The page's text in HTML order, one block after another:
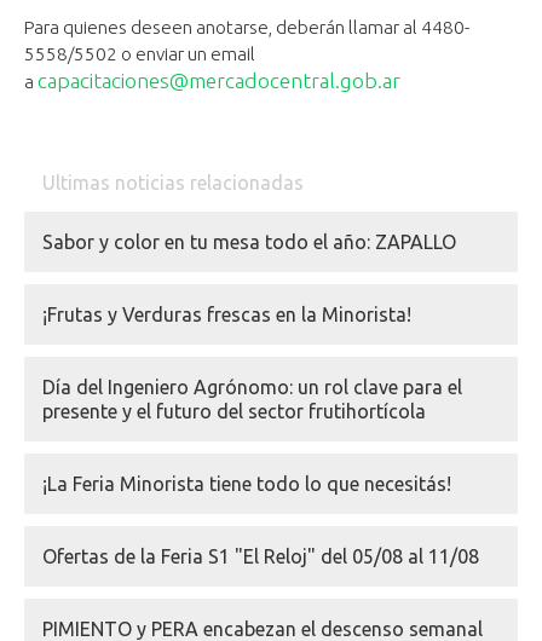
Para quienes deseen anotarse, deberán llamar al 4480-
5558/5502 o enviar un email
a capacitaciones@mercadocentral.gob.ar
Ultimas noticias relacionadas
Sabor y color en tu mesa todo el año: ZAPALLO
¡Frutas y Verduras frescas en la Minorista!
Día del Ingeniero Agrónomo: un rol clave para el
presente y el futuro del sector frutihortícola
¡La Feria Minorista tiene todo lo que necesitás!
Ofertas de la Feria S1 "El Reloj" del 05/08 al 11/08
PIMIENTO y PERA encabezan el descenso semanal